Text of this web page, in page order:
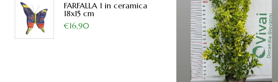
FARFALLA 1 in ceramica
18x15 cm
€16,90